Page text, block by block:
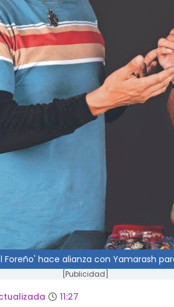
Foreño' hace alianza con Yamarash
[Publicidad]
11:27